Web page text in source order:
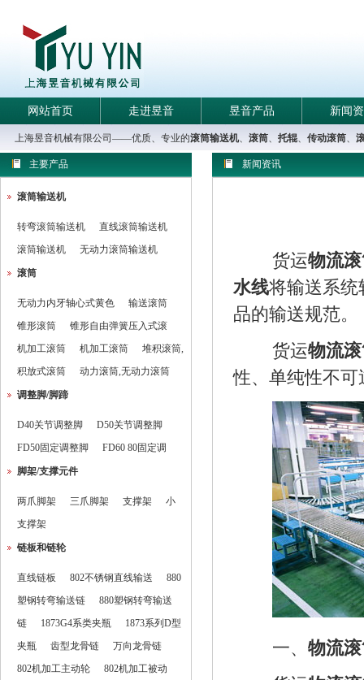
网站首页 走进昱音 昱音产品 新闻
上海昱音机械有限公司——优质、专业的滚筒输送机、 滚筒、 托辊、 传动滚筒、
主要产品
滚筒输送机
转弯滚筒输送机
直线滚筒输送机
滚筒输送机
无动力滚筒输送机
滚筒
无动力内牙轴心式黄色
输送滚筒
锥形滚筒
锥形自由弹簧压入式滚
机加工滚筒
机加工滚筒
堆积滚筒,
积放式滚筒
动力滚筒,无动力滚筒
调整脚/脚蹄
D40关节调整脚
D50关节调整脚
FD50固定调整脚
FD60 80固定调
脚架/支撑元件
两爪脚架 三爪脚架 支撑架
小
支撑架
链板和链轮
直线链板 802不锈钢直线输送
880
塑钢转弯输送链
880塑钢转弯输送
链
1873G4系类夹瓶
1873系列D型
夹瓶
齿型龙骨链
万向龙骨链
802机加工主动轮
802机加工被动
新闻资讯
货运物流
水线将输送系统
品的输送规范。
货运物流
性、单纯性不
一、 物流